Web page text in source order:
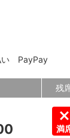
い PayPay
残
満